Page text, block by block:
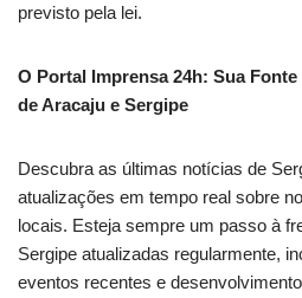
previsto pela lei.
O Portal Imprensa 24h: Sua
de Aracaju e Sergipe
Descubra as últimas notícias de
atualizações em tempo real sobre
locais. Esteja sempre um passo à
Sergipe atualizadas regularmente,
eventos recentes e